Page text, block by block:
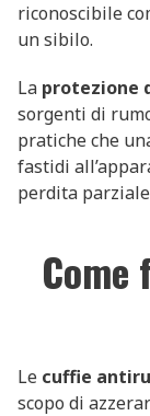
riconoscibile
un sibilo.
La protezione
sorgenti di
pratiche che
fastidi
perdita
Le cuffie
scopo di